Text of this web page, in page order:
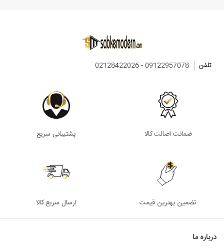
تلفن 09122957078 - 02128422026
ضمانت اصالت کالا پشتیبانی سریع
تضمین بهترین قیمت ارسال سریع کالا
درباره ما